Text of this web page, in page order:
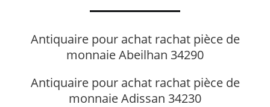
Antiquaire pour achat rachat pièce de
monnaie Abeilhan 34290
Antiquaire pour achat rachat pièce de
monnaie Adissan 34230